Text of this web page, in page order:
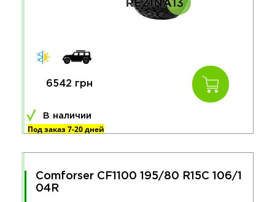
6542 грн
В наличии
Под заказ 7-20 дней
Comforser CF1100 195/80 R15C 106/1
04R